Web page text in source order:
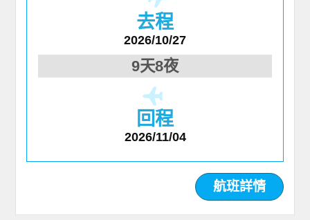
去程
2026/10/27
9天8夜
回程
2026/11/04
航班詳情